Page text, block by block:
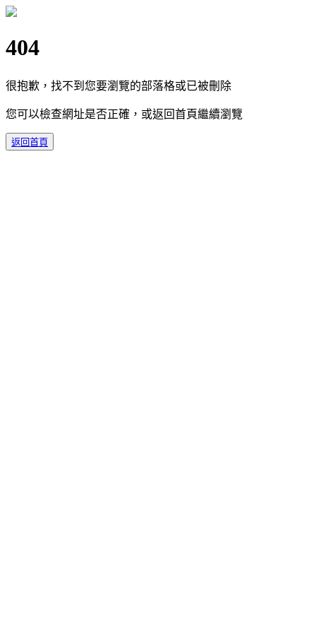
404
很抱歉，找不到您要瀏覽的部落格或已被刪除
您可以檢查網址是否正確，或返回首頁繼續瀏覽
返回首頁